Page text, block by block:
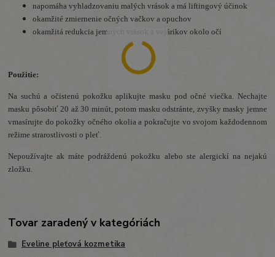
napomáha vyhladzovaniu malých vrások a má liftingový účinok
okamžité zmiernenie očných vačkov a opuchov
okamžitá redukcia jemných vrások a vejárikov okolo očí
Použitie:
Na suchú a očistenú pokožku aplikujte masku pod očné viečka. Nechajte
masku pôsobiť 20 až 30 minút, potom masku odstránte, zvyšky masky jemne
vmasírujte do pokožky očného okolia a pokračujte vo svojom každodennom
režime strarostlivosti o pleť.
Nepoužívajte ak máte podráždenú pokožku alebo ste alergickí na nejakú
zložku.
Tovar zaradený v kategóriách
Eveline pleťová kozmetika